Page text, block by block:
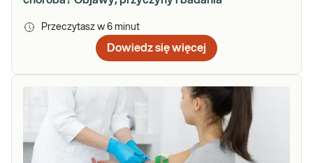
Przeczytasz w 6 minut
Dowiedz się więcej